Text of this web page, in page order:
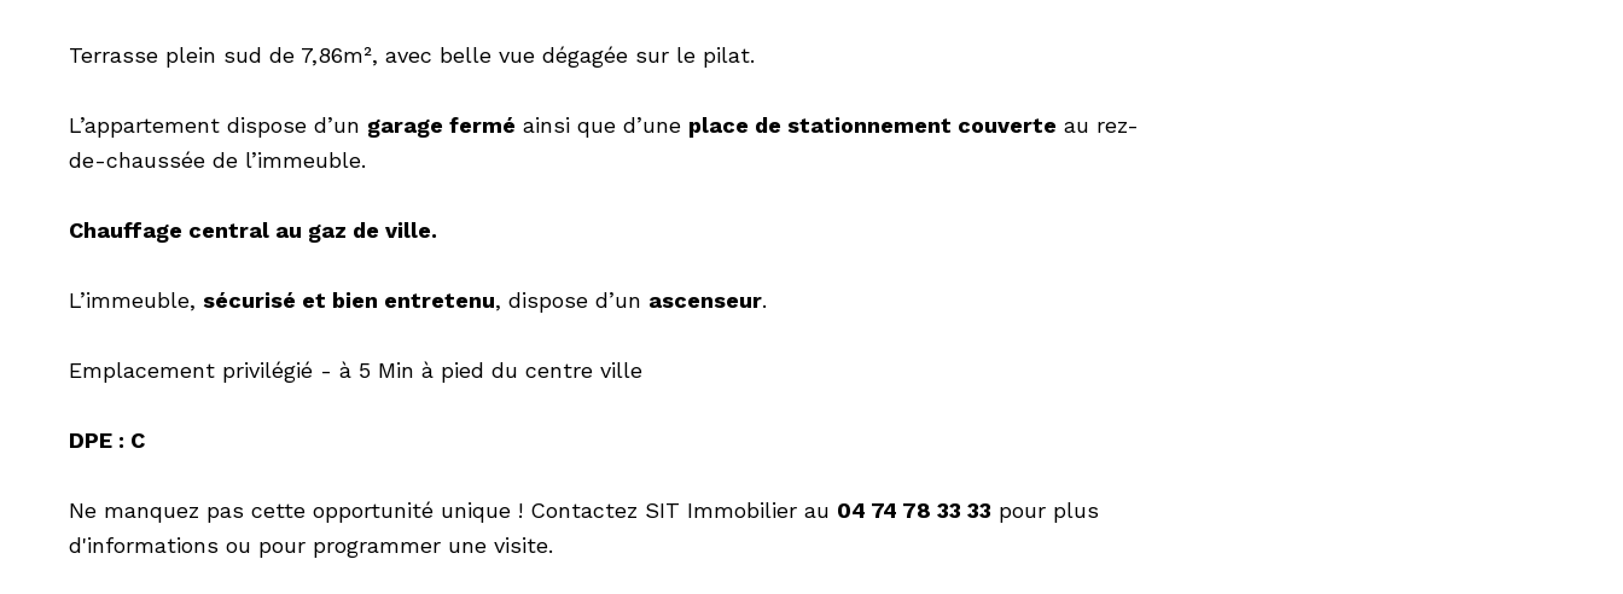
Terrasse plein sud de 7,86m², avec belle vue dégagée sur le pilat.
L’appartement dispose d’un garage fermé ainsi que d’une place de stationnement couverte au rez-
de-chaussée de l’immeuble.
Chauffage central au gaz de ville.
L’immeuble, sécurisé et bien entretenu, dispose d’un ascenseur.
Emplacement privilégié - à 5 Min à pied du centre ville
DPE : C
Ne manquez pas cette opportunité unique ! Contactez SIT Immobilier au 04 74 78 33 33 pour plus
d'informations ou pour programmer une visite.